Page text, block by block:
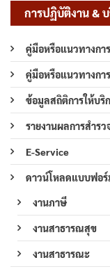
การปฏิบัติงาน &
คู่มือหรือแนวทางกา
คู่มือหรือแนวทางกา
ข้อมูลสถิติการให้บริ
รายงานผลการสำร
E-Service
ดาวน์โหลดแบบฟอร์
งานภาษี
งานสาธารณสุข
งานสาธารณะ